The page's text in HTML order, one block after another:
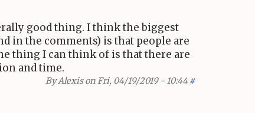
good thing. I think the biggest
in the comments) is that people are
thing I can think of is that there are
and time.
ByAlexison Fri, 04/19/2019 - 10:44 #